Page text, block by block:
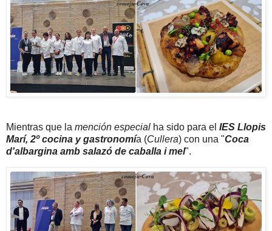
Mientras que la mención especial ha sido para el IES Llopis
Marí, 2º cocina y gastronomía (Cullera) con una "Coca
d'albargina amb salazó de caballa i mel".